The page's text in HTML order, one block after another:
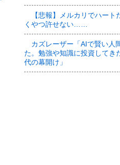
【悲報】メルカリでハー
くやつ許せない……
カズレーザー「AIで賢い人
た。勉強や知識に投資してき
代の幕開け」